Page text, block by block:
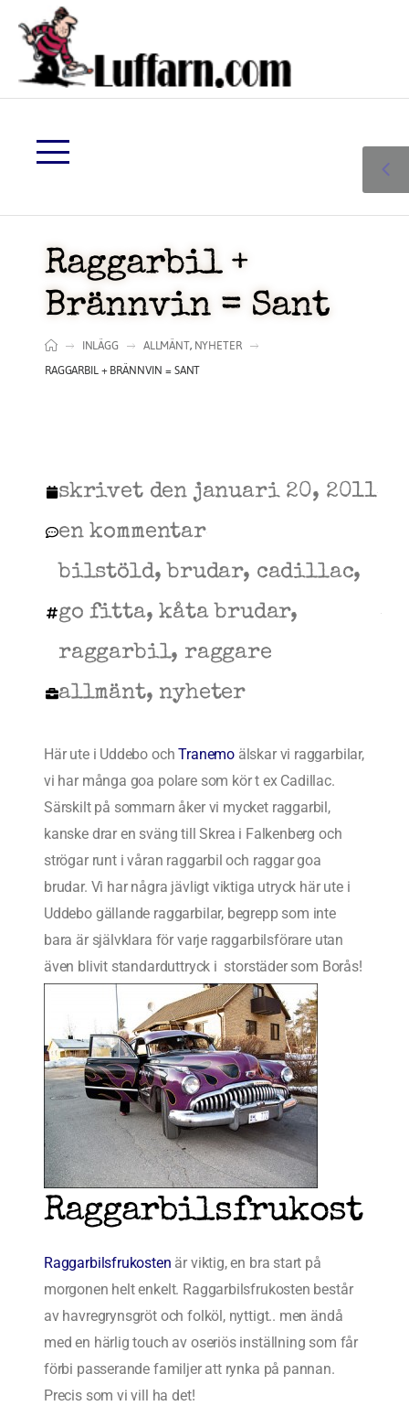
Raggarbil +
Brännvin = Sant
INLÄGG ALLMÄNT,NYHETER
RAGGARBIL + BRÄNNVIN = SANT
skrivet denjanuari 20, 2011
en kommentar
bilstöld, brudar, cadillac,
go fitta,kåta brudar,
raggarbil, raggare
allmänt, nyheter
Här ute i Uddebo ochTranemoälskar vi raggarbilar,
vi har många goa polare som kör t ex Cadillac.
Särskilt på sommarn åker vi mycket raggarbil,
kanske drar en sväng till Skrea i Falkenberg och
strögar runt i våran raggarbil och raggar goa
brudar. Vi har några jävligt viktiga utryck här ute i
Uddebo gällande raggarbilar, begrepp som inte
bara är självklara för varje raggarbilsförare utan
även blivit standarduttryck i storstäder som Borås!
Raggarbilsfrukost
Raggarbilsfrukosten är viktig, en bra start på
morgonen helt enkelt. Raggarbilsfrukosten består
av havregrynsgröt och folköl, nyttigt.. men ändå
med en härlig touch av oseriös inställning som får
förbi passerande familjer att rynka på pannan.
Precis som vi vill ha det!